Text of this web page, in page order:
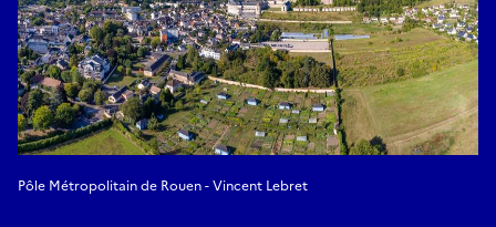
Pôle Métropolitain de Rouen - Vincent Lebret